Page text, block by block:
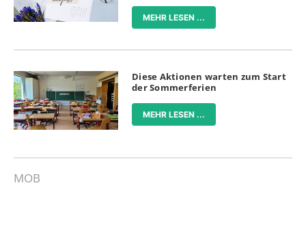
MEHR LESEN ...
Diese Aktionen warten zum Start
der Sommerferien
MEHR LESEN ...
MOB